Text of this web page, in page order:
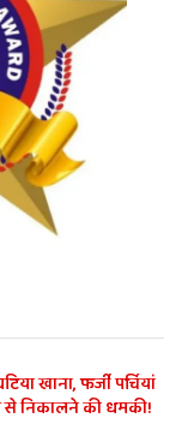
खाना, फर्जी पर्चियां
से निकालने की धमकी!